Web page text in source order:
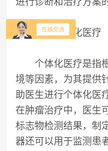
四、个体化医疗
个体化医疗是指根
境等因素，为其提供
助医生进行个体化医
在肿瘤治疗中，医生
标志物检测结果，制
器还可以用于监测患